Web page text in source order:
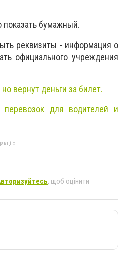
показать бумажный.
реквизиты - информация о
официального учреждения
вернут деньги за билет.
для водителей и
, щоб оцінити